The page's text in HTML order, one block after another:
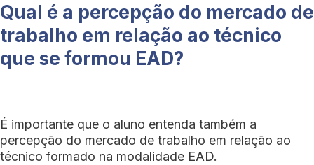
Qual é a percepção do mercado de
trabalho em relação ao técnico
que se formou EAD?
É importante que o aluno entenda também a
percepção do mercado de trabalho em relação ao
técnico formado na modalidade EAD.